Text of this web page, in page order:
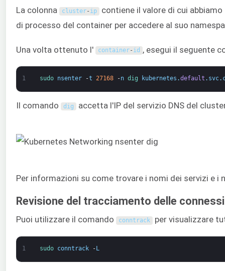
La colonna cluster- ip contiene il valore di cui
di processo del container per accedere al suo
Una volta ottenuto l' container- id , esegui il seguente
1 sudo nsenter -t 27168 -n dig kubernetes .default . svc.
Il comando dig accetta l'IP del servizio DNS del
Per informazioni su come trovare i nomi dei servizi e i
Revisione del tracciamento delle
Puoi utilizzare il comando conntrack per visualizzare
1 sudo conntrack -L